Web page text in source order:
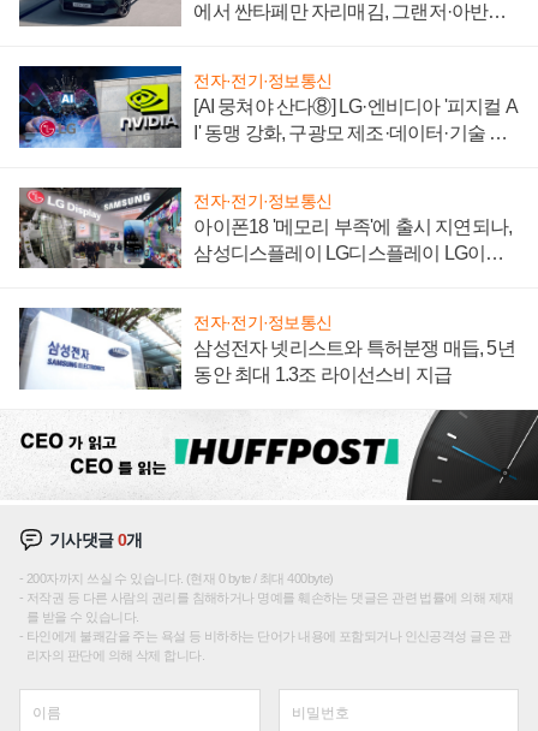
에서 싼타페만 자리매김, 그랜저·아반떼
전자·전기·정보통신
[AI 뭉쳐야 산다⑧] LG·엔비디아 '피지컬 A
I' 동맹 강화, 구광모 제조·데이터·기술 결
전자·전기·정보통신
아이폰18 '메모리 부족'에 출시 지연되나,
삼성디스플레이 LG디스플레이 LG이노
전자·전기·정보통신
삼성전자 넷리스트와 특허분쟁 매듭, 5년
동안 최대 1.3조 라이선스비 지급
기사댓글0개
200자까지 쓰실 수 있습니다. (현재 0 byte / 최대 400byte)
저작권 등 다른 사람의 권리를 침해하거나 명예를 훼손하는 댓글은 관련 법률에 의해 제재
를 받을 수 있습니다.
타인에게 불쾌감을 주는 욕설 등 비하하는 단어가 내용에 포함되거나 인신공격성 글은 관
리자의 판단에 의해 삭제 합니다.